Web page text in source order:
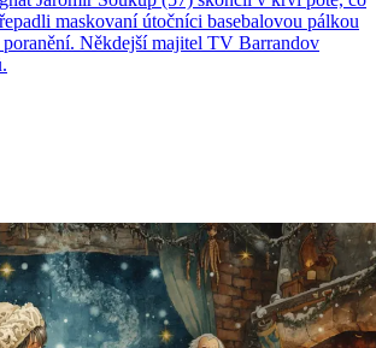
maskovaní útočníci basebalovou pálkou
Někdejší majitel TV Barrandov